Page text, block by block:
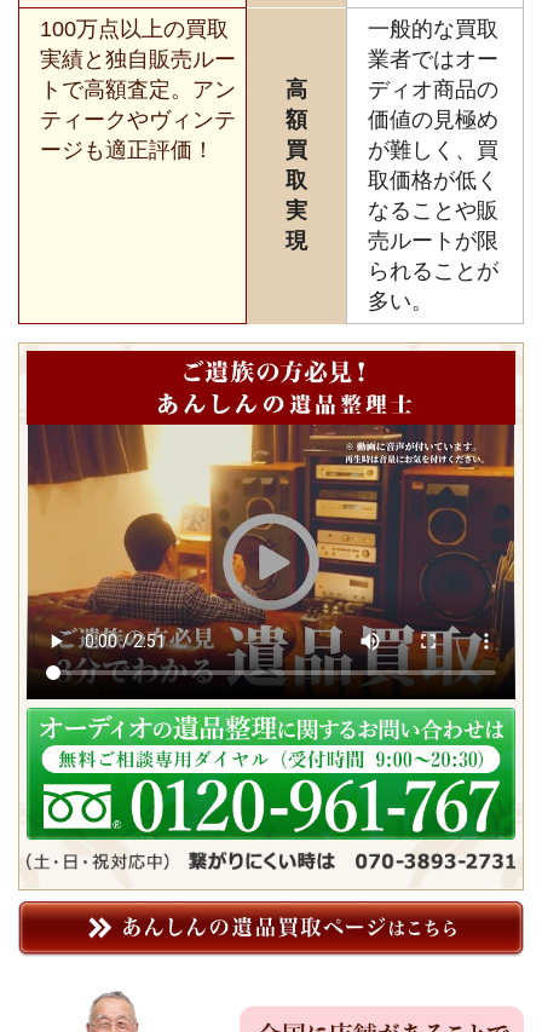
100万点以上の買取
実績と独自販売ルー
トで高額査定。アン
ティークやヴィンテ
ージも適正評価！
高
額
買
取
実
現
一般的な買取
業者ではオー
ディオ商品の
価値の見極め
が難しく、買
取価格が低く
なることや販
売ルートが限
られることが
多い。